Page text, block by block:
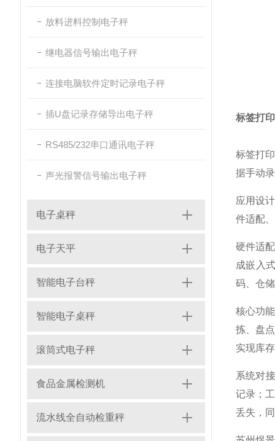
放料进料控制电子秤
继电器信号输出电子秤
连接电脑软件定时记录电子秤
插U盘记录存储导出电子秤
RS485/232串口通讯电子秤
声光报警信号输出电子秤
电子桌秤
电子天平
智能电子台秤
智能电子桌秤
滚筒式电子秤
食品金属检测机
流水线全自动检重秤
标签打
标签打
据手动
应用设
件适配
硬件适
成嵌入
码、仓
核心功
拣、盘
实现库
系统对
记录；
丢失，